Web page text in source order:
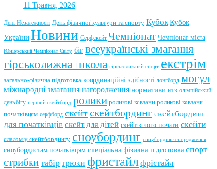
11 Травня, 2026
День Незалежності День фізичної культури та спорту Кубок Кубок
України Новини Серфскейт Чемпіонат Чемпіонат міста
Юніорський Чемпіонат Світу біг всеукраїнські змагання
гірськолижна школа гірськолижний спорт екстрім
загально-фізична підготовка координаційні здібності лонгборд могул
міжнародні змагання нагородження нормативи нтз олімпійський
день бігу перший скейтборд ролики роликові ковзани роликові ковзани
початківцям серфборд скейтскейтбординг скейтбординг
для початківців скейт для дітей скейт з чого почати скейти
слалом у скейтбордингу сноубординг сноубординг спорядження
сноубордистам початківцям спеціальна фізична підготовка спорт
стрибки табір трюки фристайл фрістайл